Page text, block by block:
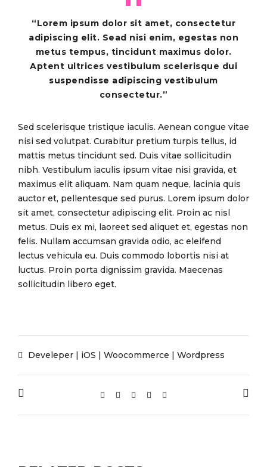
“Lorem ipsum dolor sit amet, consectetur
adipiscing elit. Sead nisi enim, egestas non
metus tempus, tincidunt maximus dolor.
Aptent ultrices vestibulum scelerisque dui
suspendisse adipiscing vestibulum
consectetur.”
Sed scelerisque tristique iaculis. Aenean congue vitae
nisi sed volutpat. Curabitur pretium turpis tellus, id
mattis metus tincidunt sed. Duis vitae sollicitudin
nibh. Vestibulum iaculis ipsum vitae nisi gravida, et
maximus elit aliquam. Nam quam neque, lacinia quis
auctor et, pellentesque sed purus. Lorem ipsum dolor
sit amet, consectetur adipiscing elit. Proin ac nisl
metus. Duis ex mi, laoreet sed aliquet et, egestas non
felis. Nullam accumsan gravida odio, ac eleifend
lectus vehicula eu. Duis commodo lobortis nisi at
luctus. Proin porta dignissim gravida. Maecenas
sollicitudin libero eget.
Develeper | iOS | Woocommerce | Wordpress